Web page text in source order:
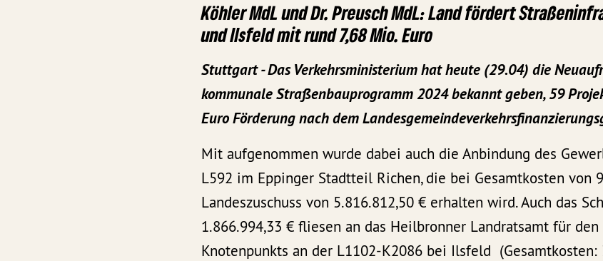
Köhler MdL und Dr. Preusch MdL: Land fördert
und Ilsfeld mit rund 7,68 Mio. Euro
Stuttgart - Das Verkehrsministerium hat heute (29.04) die
kommunale Straßenbauprogramm 2024 bekannt geben, 59
Euro Förderung nach dem
Mit aufgenommen wurde dabei auch die Anbindung des
L592 im Eppinger Stadtteil Richen, die bei Gesamtkosten von
Landeszuschuss von 5.816.812,50 € erhalten wird. Auch das
1.866.994,33 € fliesen an das Heilbronner Landratsamt für den
Knotenpunkts an der L1102-K2086 bei Ilsfeld (Gesamtkosten: